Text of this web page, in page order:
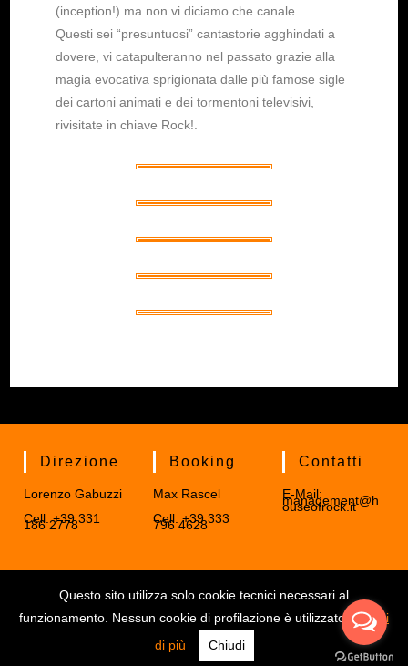
(inception!) ma non vi diciamo che canale.
Questi sei “presuntuosi” cantastorie agghindati a
dovere, vi catapulteranno nel passato grazie alla
magia evocativa sprigionata dalle più famose sigle
dei cartoni animati e dei tormentoni televisivi,
rivisitate in chiave Rock!.
Direzione
Lorenzo Gabuzzi
Cell: +39 331
186 2778
Booking
Max Rascel
Cell: +39 333
796 4628
Contatti
E-Mail:
management@h
ouseofrock.it
HoR Management © 2019 - 2026 | HOR S.R.L. – C.F./P.Iva 04626090403 |
Privacy Policy
Questo sito utilizza solo cookie tecnici necessari al
funzionamento. Nessun cookie di profilazione è utilizzato.Scopri
di più
Chiudi